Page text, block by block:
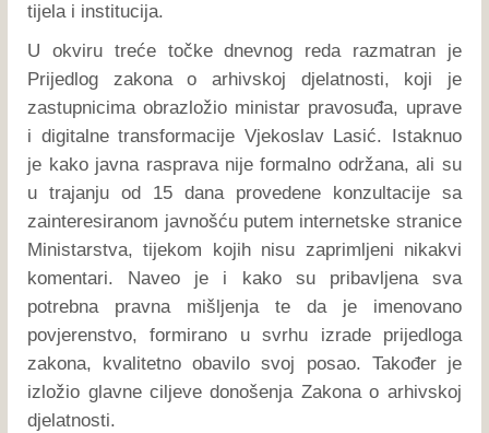
tijela i institucija.
U okviru treće točke dnevnog reda razmatran je
Prijedlog zakona o arhivskoj djelatnosti, koji je
zastupnicima obrazložio ministar pravosuđa, uprave
i digitalne transformacije Vjekoslav Lasić. Istaknuo
je kako javna rasprava nije formalno održana, ali su
u trajanju od 15 dana provedene konzultacije sa
zainteresiranom javnošću putem internetske stranice
Ministarstva, tijekom kojih nisu zaprimljeni nikakvi
komentari. Naveo je i kako su pribavljena sva
potrebna pravna mišljenja te da je imenovano
povjerenstvo, formirano u svrhu izrade prijedloga
zakona, kvalitetno obavilo svoj posao. Također je
izložio glavne ciljeve donošenja Zakona o arhivskoj
djelatnosti.